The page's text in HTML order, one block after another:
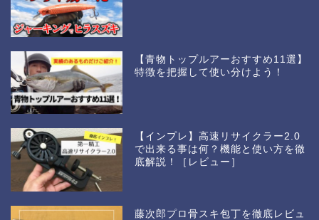
【青物トップルアーおすすめ11選】
特徴を把握して使い分けよう！
【インプレ】高速リサイクラー2.0
で出来る事は何？機能と使い方を徹
底解説！［レビュー］
藤次郎プロ骨スキ包丁を徹底レビュ